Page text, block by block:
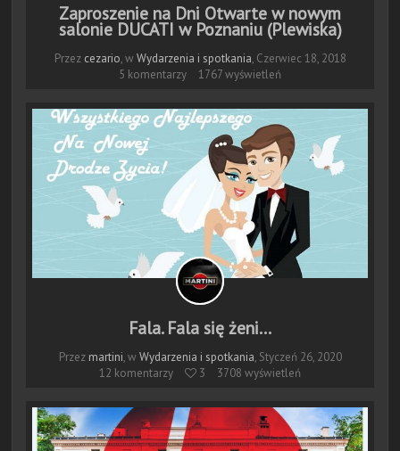
Zaproszenie na Dni Otwarte w nowym
salonie DUCATI w Poznaniu (Plewiska)
Przez cezario, w Wydarzenia i spotkania, Czerwiec 18, 2018
5 komentarzy
1767 wyświetleń
Fala. Fala się żeni...
Przez martini, w Wydarzenia i spotkania, Styczeń 26, 2020
12 komentarzy
3 3708 wyświetleń